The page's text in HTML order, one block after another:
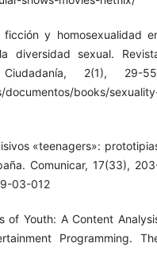
y homosexualidad
diversidad sexual.
2(1), 29-
books/
«teenagers»:
Comunicar, 17(33),
03-012
of Youth: A Content
Programming.